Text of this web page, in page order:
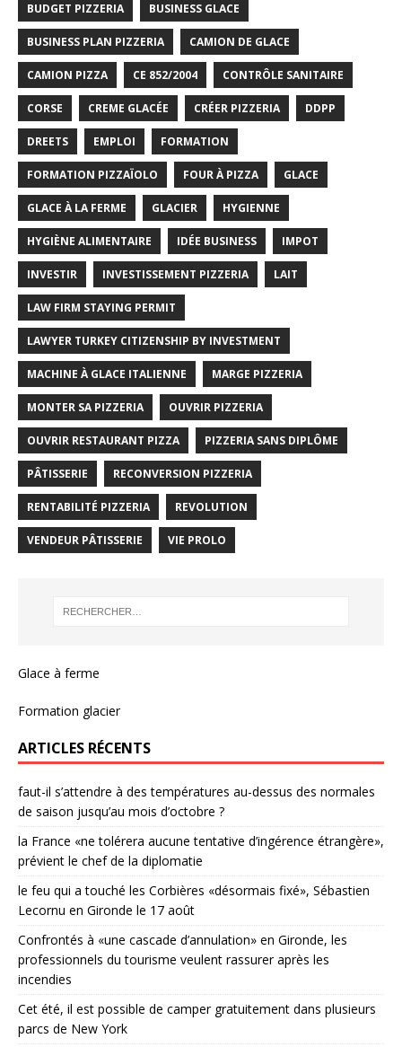
BUDGET PIZZERIA BUSINESS GLACE
BUSINESS PLAN PIZZERIA CAMION DE GLACE
CAMION PIZZA CE 852/2004 CONTRÔLE SANITAIRE
CORSE CREME GLACÉE CRÉER PIZZERIA DDPP
DREETS EMPLOI FORMATION
FORMATION PIZZAÏOLO FOUR À PIZZA GLACE
GLACE À LA FERME GLACIER HYGIENNE
HYGIÈNE ALIMENTAIRE IDÉE BUSINESS IMPOT
INVESTIR INVESTISSEMENT PIZZERIA LAIT
LAW FIRM STAYING PERMIT
LAWYER TURKEY CITIZENSHIP BY INVESTMENT
MACHINE À GLACE ITALIENNE MARGE PIZZERIA
MONTER SA PIZZERIA OUVRIR PIZZERIA
OUVRIR RESTAURANT PIZZA PIZZERIA SANS DIPLÔME
PÂTISSERIE RECONVERSION PIZZERIA
RENTABILITÉ PIZZERIA REVOLUTION
VENDEUR PÂTISSERIE VIE PROLO
Glace à ferme
Formation glacier
ARTICLES RÉCENTS
faut-il s’attendre à des températures au-dessus des normales
de saison jusqu’au mois d’octobre ?
la France «ne tolérera aucune tentative d’ingérence étrangère»,
prévient le chef de la diplomatie
le feu qui a touché les Corbières «désormais fixé», Sébastien
Lecornu en Gironde le 17 août
Confrontés à «une cascade d’annulation» en Gironde, les
professionnels du tourisme veulent rassurer après les
incendies
Cet été, il est possible de camper gratuitement dans plusieurs
parcs de New York